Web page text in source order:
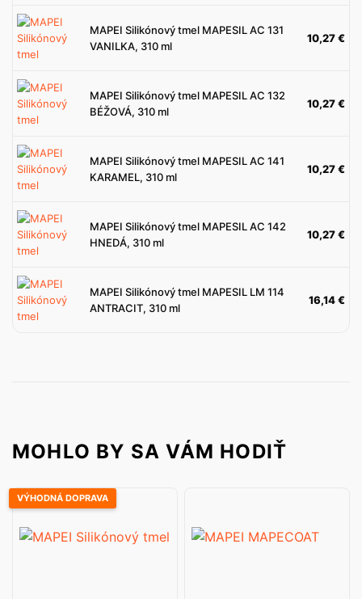
MAPEI Silikónový tmel MAPESIL AC 131
VANILKA, 310 ml
10,27€
MAPEI Silikónový tmel MAPESIL AC 132
BÉŽOVÁ, 310 ml
10,27€
MAPEI Silikónový tmel MAPESIL AC 141
KARAMEL, 310 ml
10,27€
MAPEI Silikónový tmel MAPESIL AC 142
HNEDÁ, 310 ml
10,27€
MAPEI Silikónový tmel MAPESIL LM 114
ANTRACIT, 310 ml
16,14€
MOHLO BY SA VÁM HODIŤ
VÝHODNÁ DOPRAVA